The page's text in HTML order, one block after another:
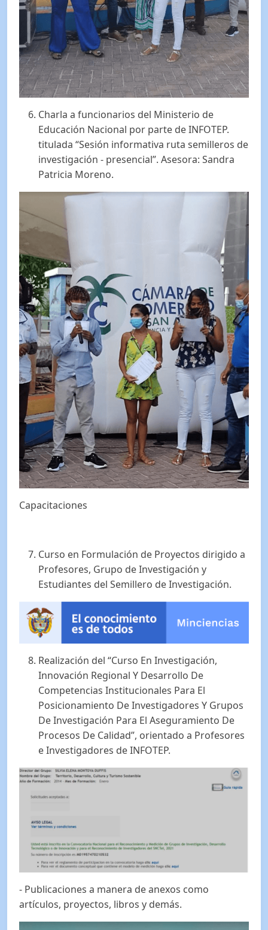
Charla a funcionarios del Ministerio de
Educación Nacional por parte de INFOTEP.
titulada “Sesión informativa ruta semilleros de
investigación - presencial”. Asesora: Sandra
Patricia Moreno.
Capacitaciones
Curso en Formulación de Proyectos dirigido a
Profesores, Grupo de Investigación y
Estudiantes del Semillero de Investigación.
Realización del “Curso En Investigación,
Innovación Regional Y Desarrollo De
Competencias Institucionales Para El
Posicionamiento De Investigadores Y Grupos
De Investigación Para El Aseguramiento De
Procesos De Calidad”, orientado a Profesores
e Investigadores de INFOTEP.
- Publicaciones a manera de anexos como
artículos, proyectos, libros y demás.